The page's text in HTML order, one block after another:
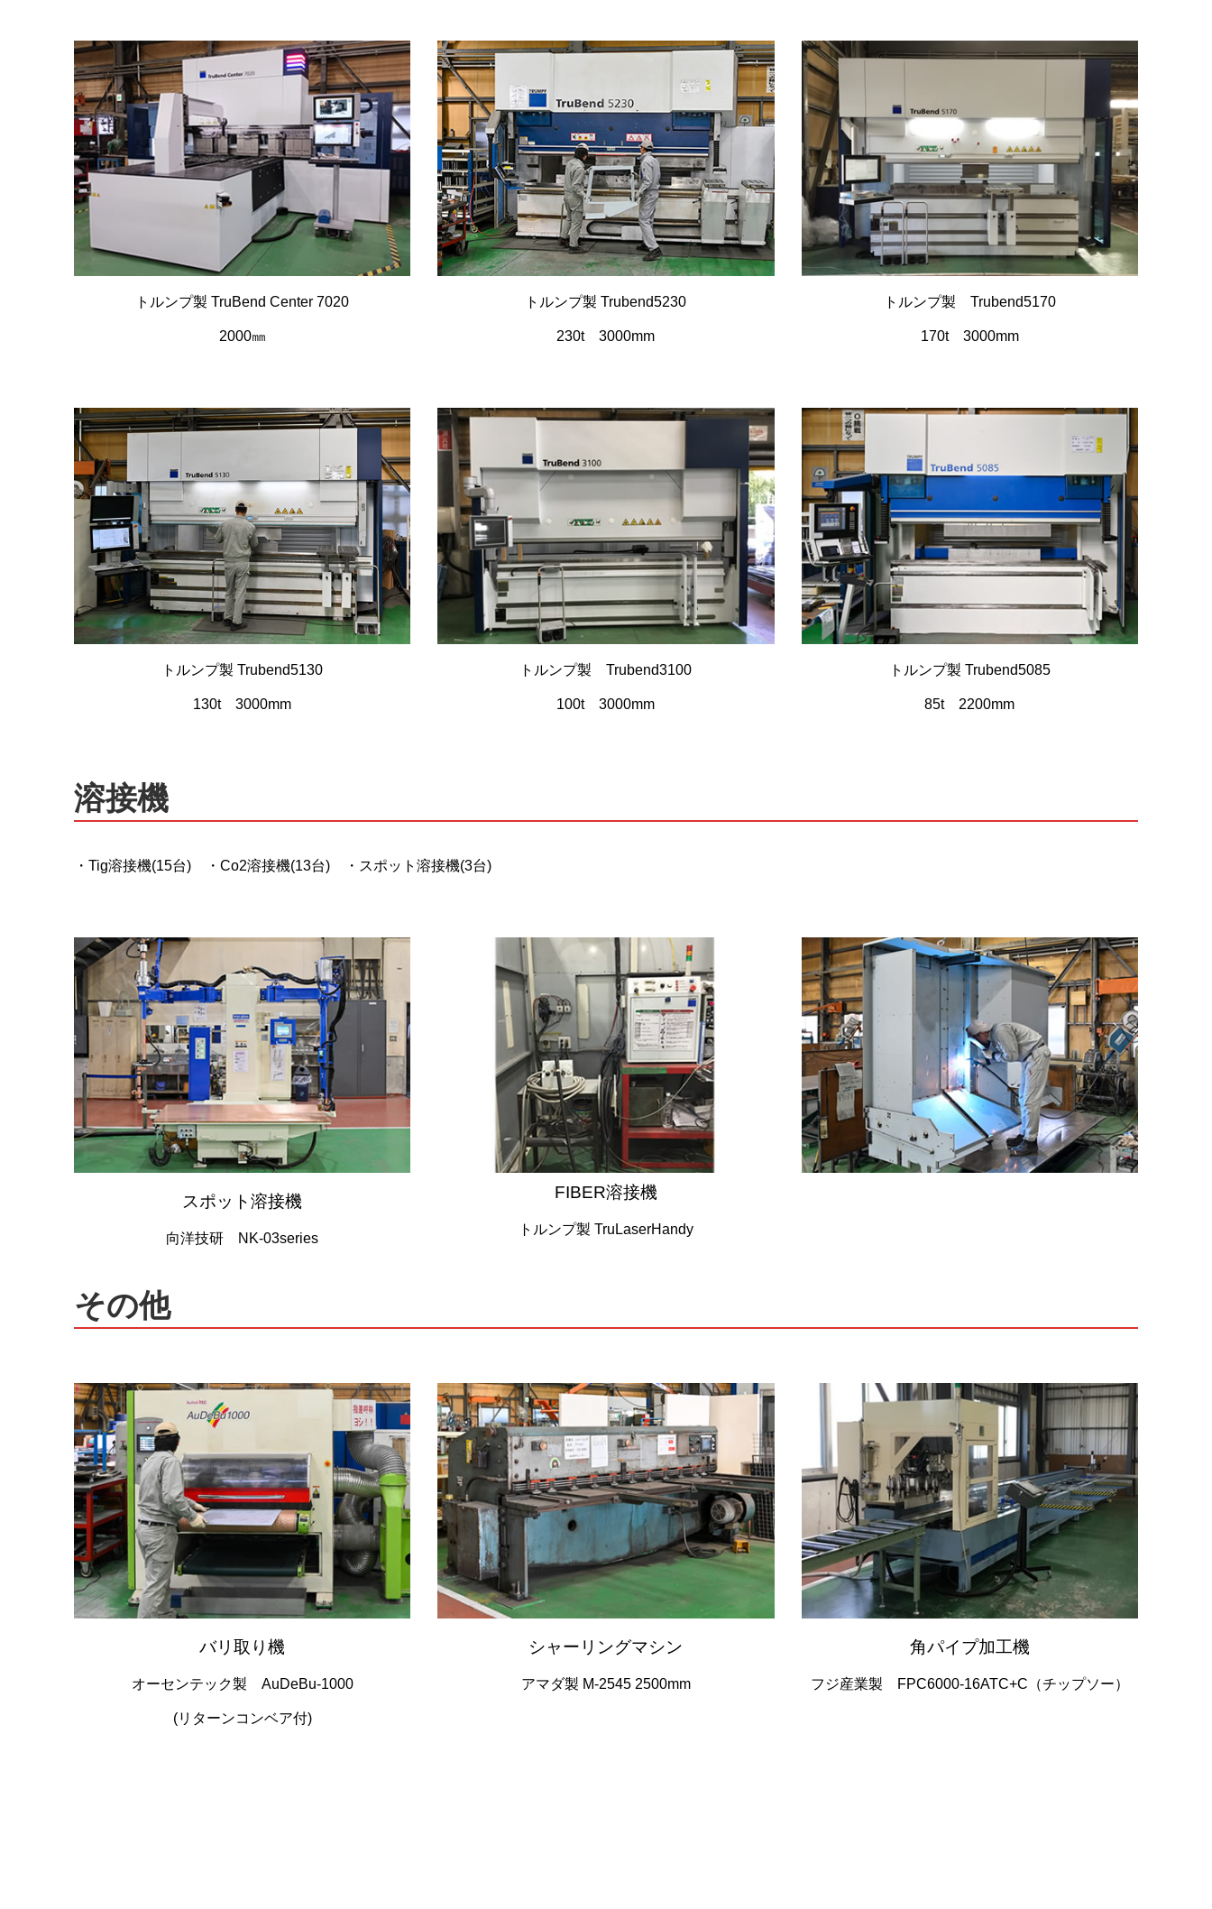
トルンプ製 TruBend Center 7020
2000㎜
トルンプ製 Trubend5230
230t 3000mm
トルンプ製 Trubend5170
170t 3000mm
トルンプ製 Trubend5130
130t 3000mm
トルンプ製 Trubend3100
100t 3000mm
トルンプ製 Trubend5085
85t 2200mm
溶接機
・Tig溶接機(15台) ・Co2溶接機(13台) ・スポット溶接機(3台)
スポット溶接機
向洋技研 NK-03series
FIBER溶接機
トルンプ製 TruLaserHandy
その他
バリ取り機
オーセンテック製 AuDeBu-1000
(リターンコンベア付)
シャーリングマシン
アマダ製 M-2545 2500mm
角パイプ加工機
フジ産業製 FPC6000-16ATC+C（チップソー）